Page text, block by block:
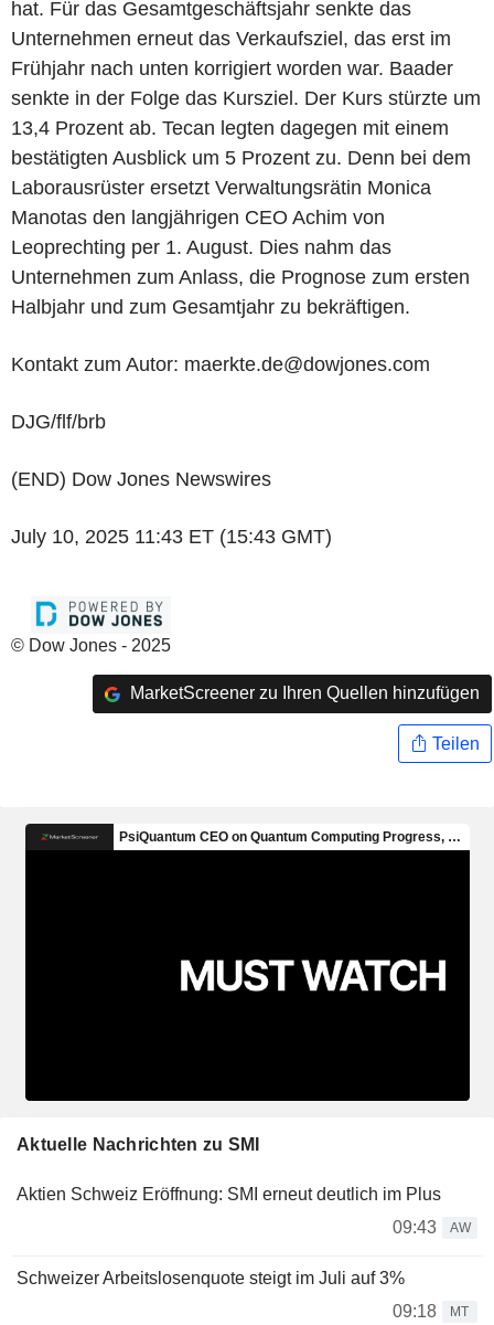
hat. Für das Gesamtgeschäftsjahr senkte das
Unternehmen erneut das Verkaufsziel, das erst im
Frühjahr nach unten korrigiert worden war. Baader
senkte in der Folge das Kursziel. Der Kurs stürzte um
13,4 Prozent ab. Tecan legten dagegen mit einem
bestätigten Ausblick um 5 Prozent zu. Denn bei dem
Laborausrüster ersetzt Verwaltungsrätin Monica
Manotas den langjährigen CEO Achim von
Leoprechting per 1. August. Dies nahm das
Unternehmen zum Anlass, die Prognose zum ersten
Halbjahr und zum Gesamtjahr zu bekräftigen.
Kontakt zum Autor: maerkte.de@dowjones.com
DJG/flf/brb
(END) Dow Jones Newswires
July 10, 2025 11:43 ET (15:43 GMT)
© Dow Jones - 2025
MarketScreener zu Ihren Quellen hinzufügen
Teilen
Aktuelle Nachrichten zu SMI
Aktien Schweiz Eröffnung: SMI erneut deutlich im Plus
09:43
AW
Schweizer Arbeitslosenquote steigt im Juli auf 3%
09:18
MT